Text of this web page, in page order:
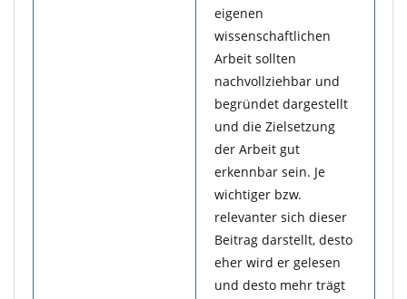
eigenen
wissenschaftlichen
Arbeit sollten
nachvollziehbar und
begründet dargestellt
und die Zielsetzung
der Arbeit gut
erkennbar sein. Je
wichtiger bzw.
relevanter sich dieser
Beitrag darstellt, desto
eher wird er gelesen
und desto mehr trägt